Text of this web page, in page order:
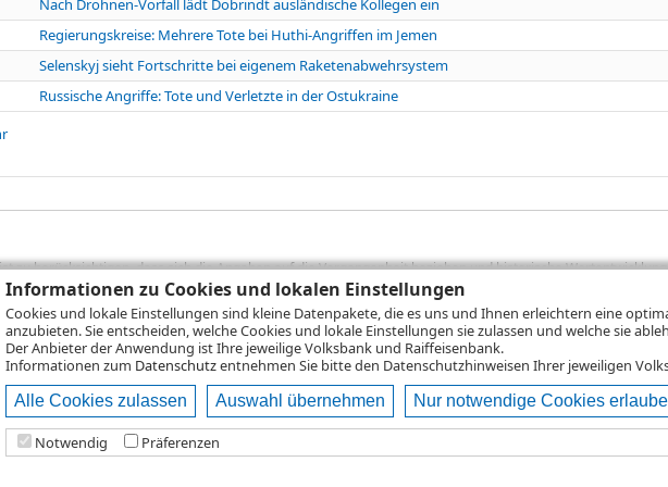
Informationen zu Cookies und lokalen Einstellungen
Cookies und lokale Einstellungen sind kleine Datenpakete, die es uns und Ihnen erleichtern eine
anzubieten. Sie entscheiden, welche Cookies und lokale Einstellungen sie zulassen und welche sie
Der Anbieter der Anwendung ist Ihre jeweilige Volksbank und Raiffeisenbank.
Informationen zum Datenschutzentnehmen Sie bitte den Datenschutzhinweisen Ihrer jeweiligen
Alle Cookies zulassen Auswahl übernehmen Nur notwendige Cookies
Notwendig Präferenzen
Nach Drohnen-Vorfall lädt Dobrindt ausländische Kollegen ein
Regierungskreise: Mehrere Tote bei Huthi-Angriffen im Jemen
Selenskyj sieht Fortschritte bei eigenem Raketenabwehrsystem
Russische Angriffe: Tote und Verletzte in der Ostukraine
zu berücksichtigen, dass sich die Angaben auf die Vergangenheit beziehen und historische
darstellen. Bei Performanceangaben handelt es sich stets um Bruttowertangaben. Bei
Gebühren und andere Entgelte), die beim Erwerb von Wertpapieren in der Regel anfallen, nicht berücksichtigt.
hinzu. Mit dem Wertentwicklungsrechner können Sie auf den einzelnen Wertpapierseiten Ihre individuell
die sich unter Berücksichtigung sämtlicher Transaktionskosten und etwaigen Depotgebühren ergibt,
zudem infolge von Währungsschwankungen steigen oder fallen.
AGBitte beachten Sie dieNutzungsbedingungen Datenschutz
Hilfe
Financial Technology GmbH